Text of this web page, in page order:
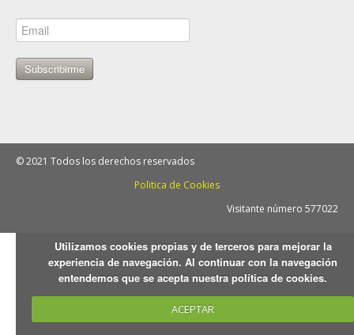
Subscribirme
© 2021 Todos los derechos reservados
Politica de Cookies
Visitante número 577022
Utilizamos cookies propias y de terceros para mejorar la
experiencia de navegación. Al continuar con la navegación
entendemos que se acepta nuestra política de cookies.
ACEPTAR